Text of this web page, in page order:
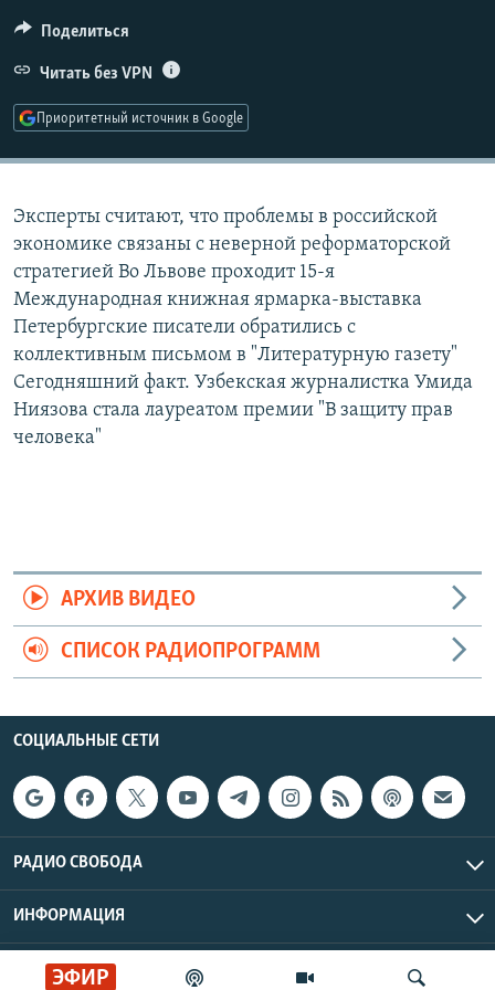
РАСПИСАНИЕ ВЕЩАНИЯ
ПОДПИШИТЕСЬ НА РАССЫЛКУ
СОЦИАЛЬНЫЕ СЕТИ
Все сайты РСЕ/РС
ЭФИР
Поделиться
Читать без VPN
Приоритетный источник в Google
Эксперты считают, что проблемы в российской
экономике связаны с неверной реформаторской
стратегией Во Львове проходит 15-я
Международная книжная ярмарка-выставка
Петербургские писатели обратились с
коллективным письмом в "Литературную газету"
Сегодняшний факт. Узбекская журналистка Умида
Ниязова стала лауреатом премии "В защиту прав
человека"
АРХИВ ВИДЕО
СПИСОК РАДИОПРОГРАММ
СОЦИАЛЬНЫЕ СЕТИ
РАДИО СВОБОДА
ИНФОРМАЦИЯ
Радио Свобода © 2026 RFE/RL, Inc. | Все права защищены.